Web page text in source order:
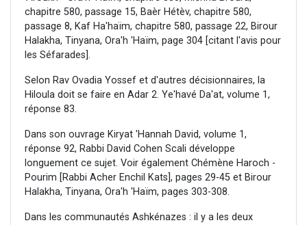
chapitre 580, passage 15, Baèr Hétèv, chapitre 580,
passage 8, Kaf Ha'haïm, chapitre 580, passage 22, Birour
Halakha, Tinyana, Ora'h 'Haïm, page 304 [citant l'avis pour
les Séfarades].
Selon Rav Ovadia Yossef et d'autres décisionnaires, la
Hiloula doit se faire en Adar 2. Ye'havé Da'at, volume 1,
réponse 83.
Dans son ouvrage Kiryat 'Hannah David, volume 1,
réponse 92, Rabbi David Cohen Scali développe
longuement ce sujet. Voir également Chémène Haroch -
Pourim [Rabbi Acher Enchil Kats], pages 29-45 et Birour
Halakha, Tinyana, Ora'h 'Haïm, pages 303-308.
Dans les communautés Ashkénazes : il y a les deux